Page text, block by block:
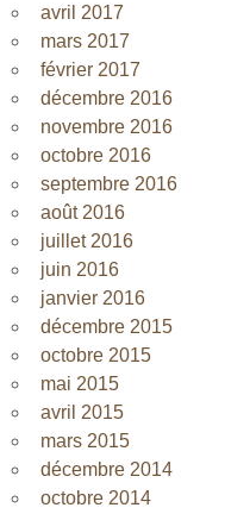
avril 2017
mars 2017
février 2017
décembre 2016
novembre 2016
octobre 2016
septembre 2016
août 2016
juillet 2016
juin 2016
janvier 2016
décembre 2015
octobre 2015
mai 2015
avril 2015
mars 2015
décembre 2014
octobre 2014